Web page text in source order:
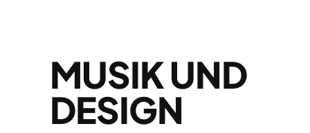
MUSIK UND
DESIGN